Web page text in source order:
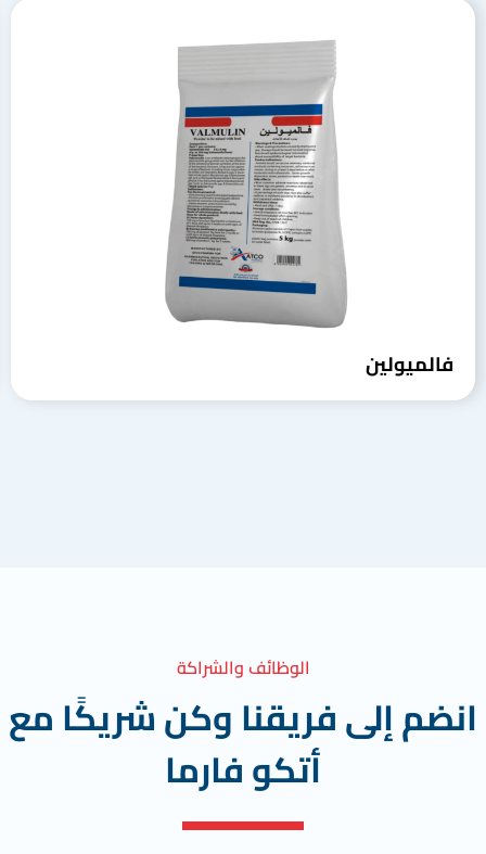
فالميولين
الوظائف والشراكة
انضم إلى فريقنا وكن شريكًا مع
أتكو فارما